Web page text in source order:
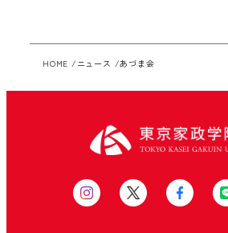
HOME ニュース あづま会